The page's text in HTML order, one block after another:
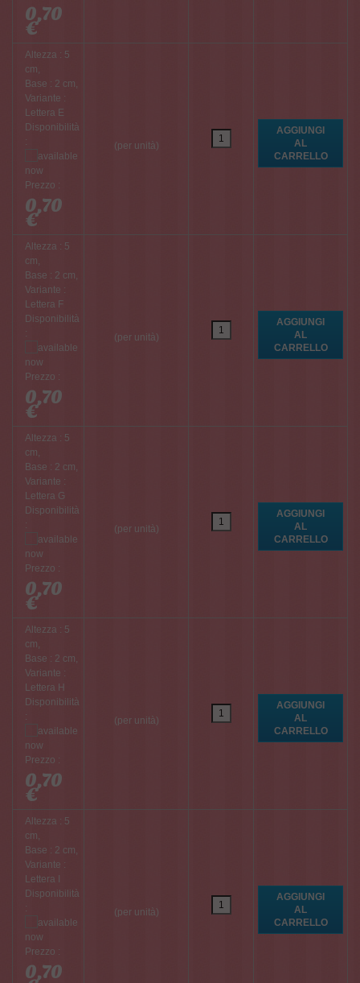
0,70
€
Altezza : 5
cm,
Base : 2 cm,
Variante :
Lettera E
Disponibilità
:
Prezzo :
0,70
€
(per unità)
Altezza : 5
cm,
Base : 2 cm,
Variante :
Lettera F
Disponibilità
:
Prezzo :
0,70
€
(per unità)
Altezza : 5
cm,
Base : 2 cm,
Variante :
Lettera G
Disponibilità
:
Prezzo :
0,70
€
(per unità)
Altezza : 5
cm,
Base : 2 cm,
Variante :
Lettera H
Disponibilità
:
Prezzo :
0,70
€
(per unità)
Altezza : 5
cm,
Base : 2 cm,
Variante :
Lettera I
Disponibilità
:
Prezzo :
0,70
(per unità)